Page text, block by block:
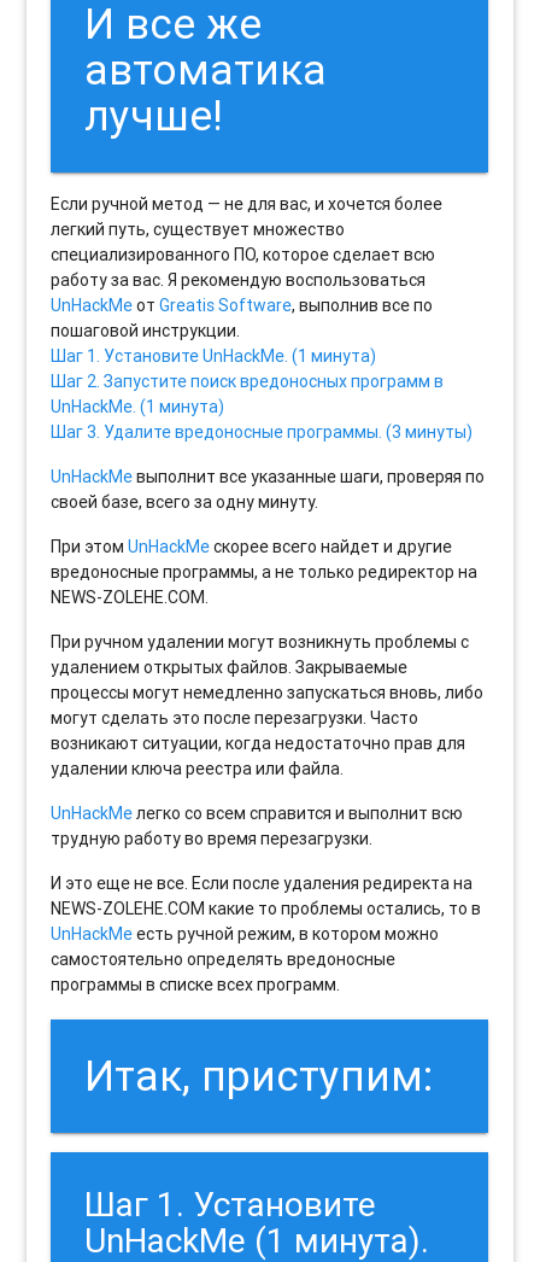
И все же
автоматика
лучше!
Если ручной метод — не для вас, и хочется более
легкий путь, существует множество
специализированного ПО, которое сделает всю
работу за вас. Я рекомендую воспользоваться
UnHackMeотGreatis Software, выполнив все по
пошаговой инструкции.
Шаг 1. Установите UnHackMe. (1 минута)
Шаг 2. Запустите поиск вредоносных программ в
UnHackMe. (1 минута)
Шаг 3. Удалите вредоносные программы. (3 минуты)
UnHackMeвыполнит все указанные шаги, проверяя по
своей базе, всего за одну минуту.
При этомUnHackMeскорее всего найдет и другие
вредоносные программы, а не только редиректор на
NEWS-ZOLEHE.COM.
При ручном удалении могут возникнуть проблемы с
удалением открытых файлов. Закрываемые
процессы могут немедленно запускаться вновь, либо
могут сделать это после перезагрузки. Часто
возникают ситуации, когда недостаточно прав для
удалении ключа реестра или файла.
UnHackMeлегко со всем справится и выполнит всю
трудную работу во время перезагрузки.
И это еще не все. Если после удаления редиректа на
NEWS-ZOLEHE.COM какие то проблемы остались, то в
UnHackMeесть ручной режим, в котором можно
самостоятельно определять вредоносные
программы в списке всех программ.
Итак, приступим:
Шаг 1. Установите
UnHackMe (1 минута).